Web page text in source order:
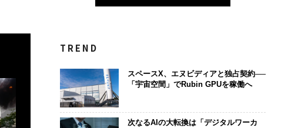
TREND
スペースX、エヌビディアと独占契約──
「宇宙空間」でRubin GPUを稼働へ
次なるAIの大転換は「デジタルワーカ